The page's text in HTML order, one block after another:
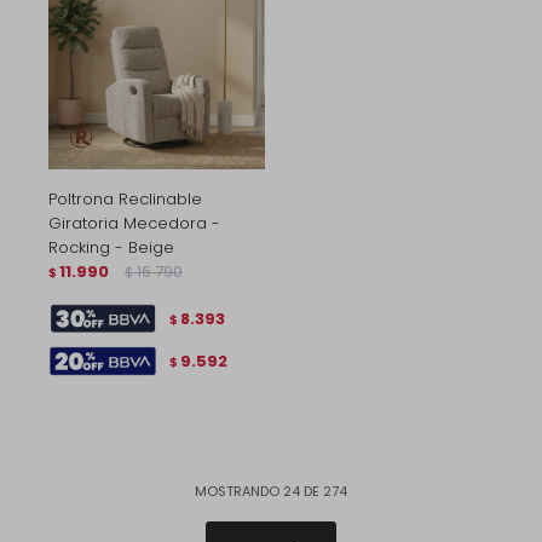
Poltrona Reclinable
Giratoria Mecedora -
Rocking - Beige
$ 11.990 $ 16.790
$ 8.393
$ 9.592
MOSTRANDO 24 DE 274